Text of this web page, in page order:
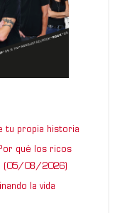
tu propia historia
qué los ricos
(05/08/2026)
la vida